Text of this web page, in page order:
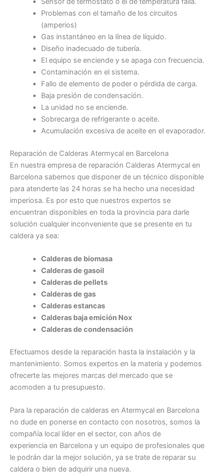
Problemas con el tamaño de los circuitos
(amperios)
Gas instantáneo en la línea de líquido.
Diseño inadecuado de tubería.
El equipo se enciende y se apaga con frecuencia.
Contaminación en el sistema.
Fallo de elemento de poder o pérdida de carga.
Baja presión de condensación.
La unidad no se enciende.
Sobrecarga de refrigerante o aceite.
Acumulación excesiva de aceite en el evaporador.
Reparación de Calderas Atermycal en Barcelona
En nuestra empresa de reparación Calderas Atermycal en
Barcelona sabemos que disponer de un técnico disponible
para atenderte las 24 horas se ha hecho una necesidad
imperiosa. Es por esto que nuestros expertos se
encuentran disponibles en toda la provincia para darle
solución cualquier inconveniente que se presente en tu
caldera ya sea:
Calderas de biomasa
Calderas de gasoil
Calderas de pellets
Calderas de gas
Calderas estancas
Calderas baja emición Nox
Calderas de condensación
Efectuamos desde la reparación hasta la instalación y la
mantenimiento. Somos expertos en la materia y podemos
ofrecerte las mejores marcas del mercado que se
acomoden a tu presupuesto.
Para la reparación de calderas en Atermycal en Barcelona
no dude en ponerse en contacto con nosotros, somos la
compañía local líder en el sector, con años de
experiencia en Barcelona y un equipo de profesionales que
le podrán dar la mejor solución, ya se trate de reparar su
caldera o bien de adquirir una nueva.